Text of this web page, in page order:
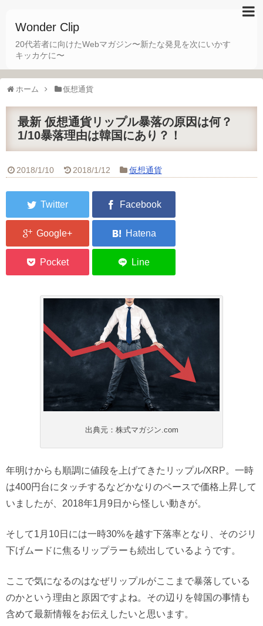
Wonder Clip
20代若者に向けたWebマガジン〜新たな発見を次にいかす
キッカケに〜
ホーム 仮想通貨
最新 仮想通貨リップル暴落の原因は何？
1/10暴落理由は韓国にあり？！
2018/1/10 2018/1/12 仮想通貨
出典元：株式マガジン.com
年明けからも順調に値段を上げてきたリップル/XRP。一時
は400円台にタッチするなどかなりのペースで価格上昇して
いましたが、2018年1月9日から怪しい動きが。
そして1月10日には一時30%を越す下落率となり、そのジリ
下げムードに焦るリップラーも続出しているようです。
ここで気になるのはなぜリップルがここまで暴落している
のかという理由と原因ですよね。その辺りを韓国の事情も
含めて最新情報をお伝えしたいと思います。